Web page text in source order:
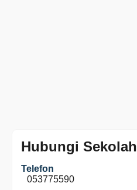
Hubungi Sekolah
Telefon
053775590